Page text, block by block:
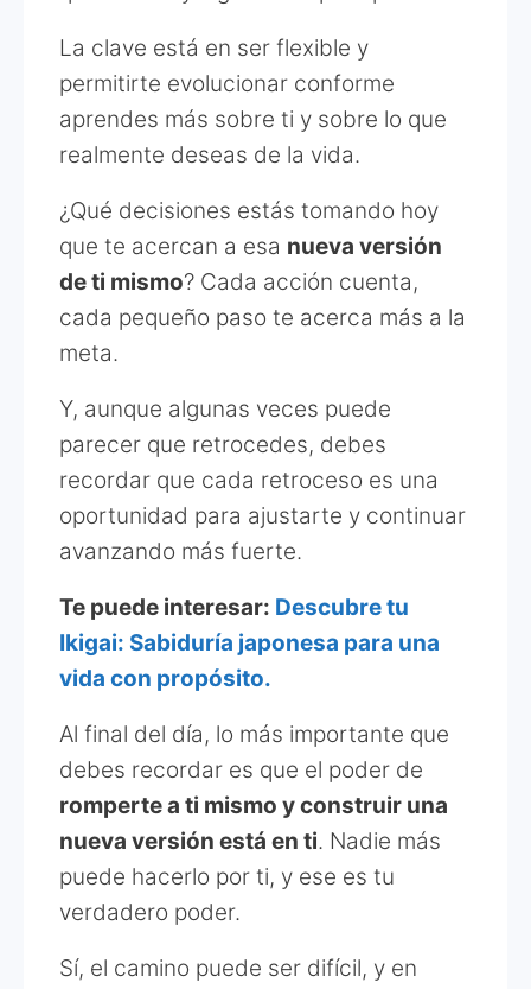
La clave está en ser flexible y
permitirte evolucionar conforme
aprendes más sobre ti y sobre lo que
realmente deseas de la vida.
¿Qué decisiones estás tomando hoy
que te acercan a esa nueva versión
de ti mismo? Cada acción cuenta,
cada pequeño paso te acerca más a la
meta.
Y, aunque algunas veces puede
parecer que retrocedes, debes
recordar que cada retroceso es una
oportunidad para ajustarte y continuar
avanzando más fuerte.
Te puede interesar: Descubre tu
Ikigai: Sabiduría japonesa para una
vida con propósito.
Al final del día, lo más importante que
debes recordar es que el poder de
romperte a ti mismo y construir una
nueva versión está en ti. Nadie más
puede hacerlo por ti, y ese es tu
verdadero poder.
Sí, el camino puede ser difícil, y en